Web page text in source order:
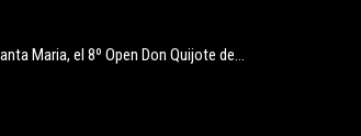
Maria, el 8º Open Don Quijote de…